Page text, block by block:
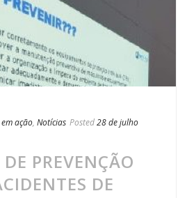
ação, Notícias Posted28 de julho
PREVENÇÃO
DE